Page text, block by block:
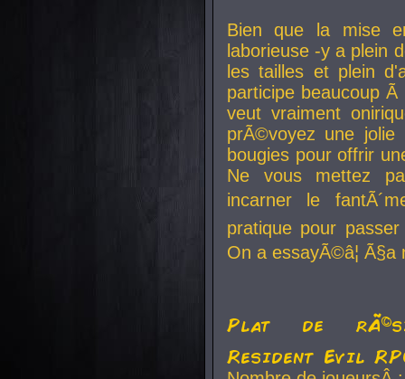
Bien que la mise
laborieuse -y a plein
les tailles et plein
participe beaucoup
veut vraiment
prÃ©voyez une
bougies pour offrir
Ne vous mettez
incarner le
pratique pour
On a essayÃ©â¦
Plat de
Resident Evil